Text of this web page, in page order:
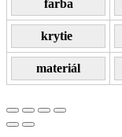
farba
krytie
materiál